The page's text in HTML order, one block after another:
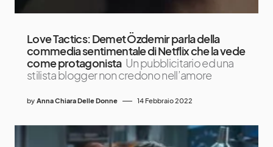
Love Tactics: Demet Özdemir parla della
commedia sentimentale di Netflix che la vede
come protagonista Un pubblicitario ed una
stilista blogger non credono nell’amore
by Anna Chiara Delle Donne 14 Febbraio 2022